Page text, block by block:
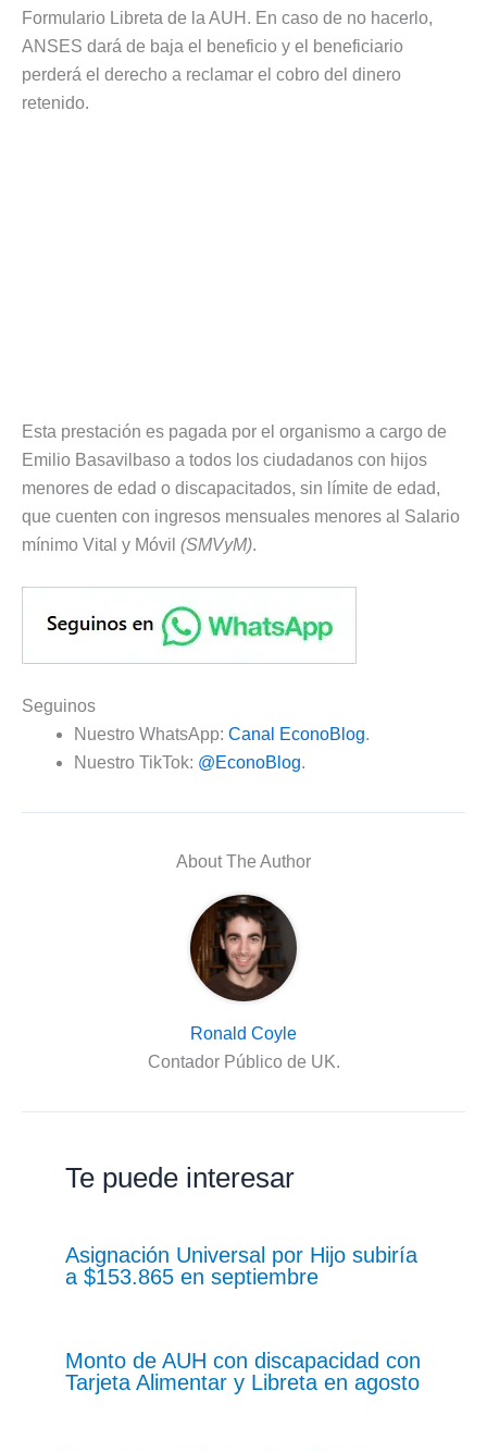
Formulario Libreta de la AUH. En caso de no hacerlo,
ANSES dará de baja el beneficio y el beneficiario
perderá el derecho a reclamar el cobro del dinero
retenido.
Esta prestación es pagada por el organismo a cargo de
Emilio Basavilbaso a todos los ciudadanos con hijos
menores de edad o discapacitados, sin límite de edad,
que cuenten con ingresos mensuales menores al Salario
mínimo Vital y Móvil (SMVyM).
Seguinos
Nuestro WhatsApp: Canal EconoBlog.
Nuestro TikTok: @EconoBlog.
About The Author
Ronald Coyle
Contador Público de UK.
Te puede interesar
Asignación Universal por Hijo subiría
a $153.865 en septiembre
Monto de AUH con discapacidad con
Tarjeta Alimentar y Libreta en agosto